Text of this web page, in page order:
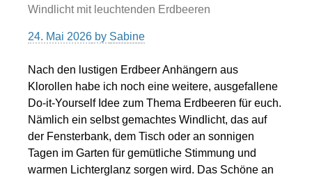
Windlicht mit leuchtenden Erdbeeren
24. Mai 2026 by Sabine
Nach den lustigen Erdbeer Anhängern aus
Klorollen habe ich noch eine weitere, ausgefallene
Do-it-Yourself Idee zum Thema Erdbeeren für euch.
Nämlich ein selbst gemachtes Windlicht, das auf
der Fensterbank, dem Tisch oder an sonnigen
Tagen im Garten für gemütliche Stimmung und
warmen Lichterglanz sorgen wird. Das Schöne an